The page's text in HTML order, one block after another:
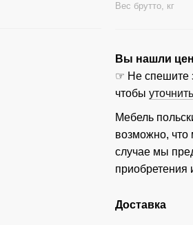
Вес брутто, кг
Вы нашли
☞ Не спешите
чтобы
Мебель
возможно, что
случае мы
приобретения
Доставка